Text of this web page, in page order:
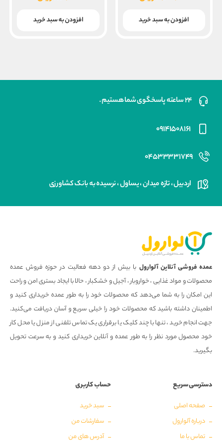
بود. فعلی
افزودن به سبد خرید
بود. فعلی
افزودن به سبد خرید
۲۴ ساعته پاسخگوی شما هستیم .
۰۹۱۴۱۵۰۸۱۶۱
۰۴۵۳۳۳۳۱۷۴۹
اردبیل ، تازه میدان ، یساول ، نرسیده به بانک کشاورزی
عمده فروشی آنلاین آلوارول با بیش از دو دهه فعالیت در حوزه فروش عمده
محصولات و مواد غذایی ، خواروبار ، آجیل و خشکبار ، حالا با ایجاد بستری امن و راحت
این امکان را به شما می‌دهد که محصولات خود را به طور عمده خریداری کنید و
اطمینان داشته باشید که محصولات خود را خیلی سریع و آسان دریافت می‌کنید.
جهت انجام خرید ، تنها با چند کلیک یا برقراری یک تماس تلفنی از منزل یا محل کار
خود محصول مورد نظر را به طور عمده و آنلاین خریداری کنید و به سرعت تحویل
بگیرید.
دسترسی سریع
صفحه اصلی
درباره آلوارول
تماس با ما
حساب کاربری
سبد خرید
سفارشات من
آدرس های من